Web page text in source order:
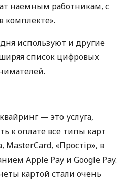
наемным работникам, с
комплекте».
используют и другие
список цифровых
— это услуга,
к оплате все типы карт
«Простір», в
Apple Pay и Google Pay.
картой стали очень